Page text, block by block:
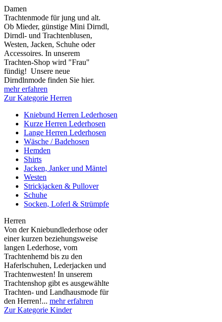
Damen
Trachtenmode für jung und alt.
Ob Mieder, günstige Mini Dirndl,
Dirndl- und Trachtenblusen,
Westen, Jacken, Schuhe oder
Accessoires. In unserem
Trachten-Shop wird "Frau"
fündig! Unsere neue
Dirndlnmode finden Sie hier.
mehr erfahren
Zur Kategorie Herren
Kniebund Herren Lederhosen
Kurze Herren Lederhosen
Lange Herren Lederhosen
Wäsche / Badehosen
Hemden
Shirts
Jacken, Janker und Mäntel
Westen
Strickjacken & Pullover
Schuhe
Socken, Loferl & Strümpfe
Herren
Von der Kniebundlederhose oder
einer kurzen beziehungsweise
langen Lederhose, vom
Trachtenhemd bis zu den
Haferlschuhen, Lederjacken und
Trachtenwesten! In unserem
Trachtenshop gibt es ausgewählte
Trachten- und Landhausmode für
den Herren!... mehr erfahren
Zur Kategorie Kinder